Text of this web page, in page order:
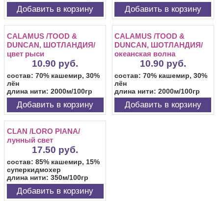
Добавить в корзину Добавить в корзину
CALAMUS /TOOD &
DUNCAN, ШОТЛАНДИЯ/
цвет рыси
10.90 руб.
состав: 70% кашемир, 30%
лён
длина нити: 2000м/100гр
Добавить в корзину
CALAMUS /TOOD &
DUNCAN, ШОТЛАНДИЯ/
океанская волна
10.90 руб.
состав: 70% кашемир, 30%
лён
длина нити: 2000м/100гр
Добавить в корзину
CLAN /LORO PIANA/
лунный свет
17.50 руб.
состав: 85% кашемир, 15%
суперкидмохер
длина нити: 350м/100гр
Добавить в корзину